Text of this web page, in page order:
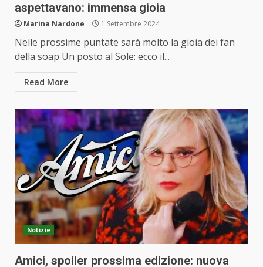
aspettavano: immensa gioia
Marina Nardone 1 Settembre 2024
Nelle prossime puntate sarà molto la gioia dei fan
della soap Un posto al Sole: ecco il...
Read More
Notizie
Amici, spoiler prossima edizione: nuova